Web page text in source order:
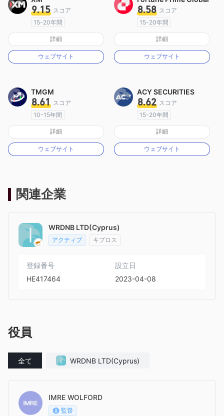
9.15 スコア
15-20年間
オーストラリア規制
マーケットメイキングライセンス（MM）
MT4フルライセンス
詳細
ウェブサイト
8.58 スコア
15-20年間
オーストラリア規制
マーケットメイキングライセンス（MM）
MT4フルライセンス
詳細
ウェブサイト
TMGM
8.61 スコア
10-15年間
オーストラリア規制
マーケットメイキングライセンス（MM）
MT4フルライセンス
詳細
ウェブサイト
ACY SECURITIES
8.62 スコア
15-20年間
オーストラリア規制
マーケットメイキングライセンス（MM）
MT4フルライセンス
詳細
ウェブサイト
関連企業
WRDNB LTD(Cyprus)
アクティブ キプロス
登録番号
HE417464
設立日
2023-04-08
役員
全て WRDNB LTD(Cyprus)
IMRE WOLFORD
監督